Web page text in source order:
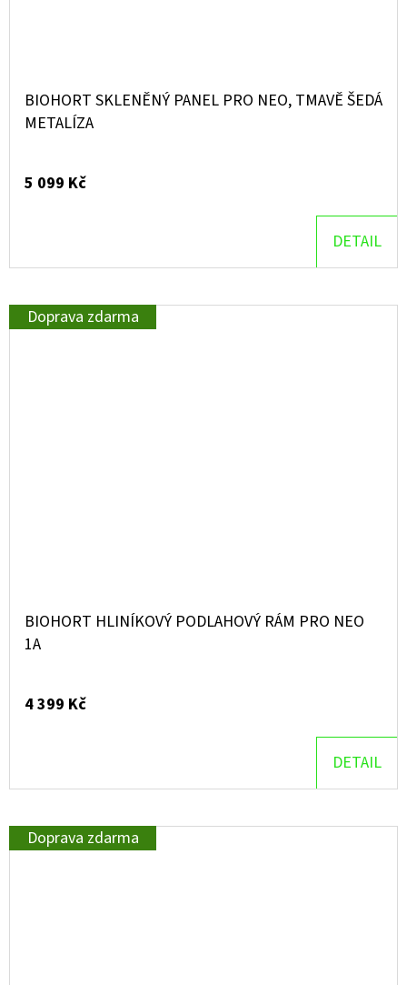
BIOHORT SKLENĚNÝ PANEL PRO NEO, TMAVĚ ŠEDÁ
METALÍZA
5 099 Kč
DETAIL
Doprava zdarma
BIOHORT HLINÍKOVÝ PODLAHOVÝ RÁM PRO NEO
1A
4 399 Kč
DETAIL
Doprava zdarma